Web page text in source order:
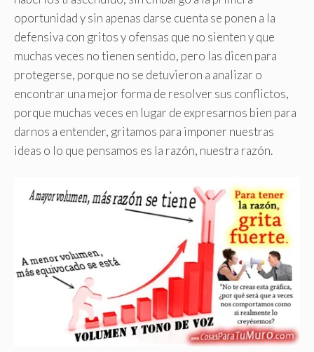
oportunidad y sin apenas darse cuenta se ponen a la
defensiva con gritos y ofensas que no sienten y que
muchas veces no tienen sentido, pero las dicen para
protegerse, porque no se detuvieron a analizar o
encontrar una mejor forma de resolver sus conflictos,
porque muchas veces en lugar de expresarnos bien para
darnos a entender, gritamos para imponer nuestras
ideas o lo que pensamos es la razón, nuestra razón.